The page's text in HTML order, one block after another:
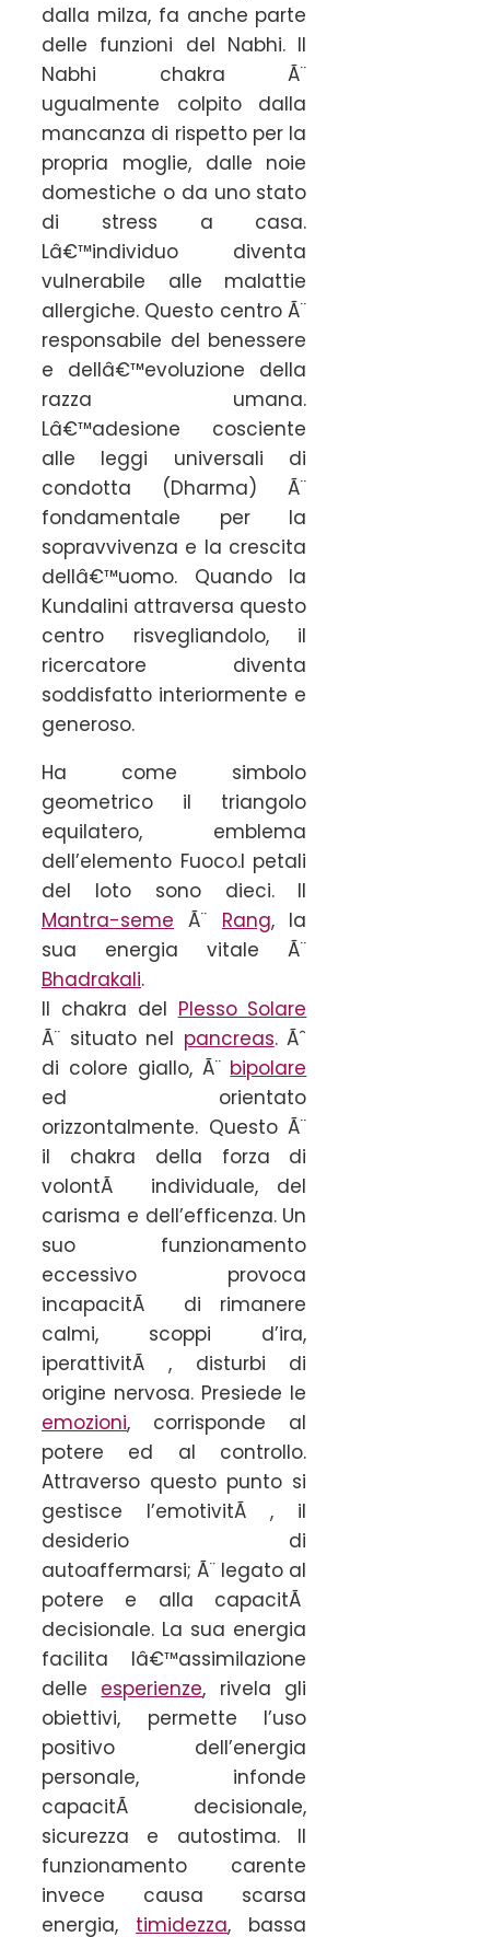
dalla milza, fa anche parte
delle funzioni del Nabhi. Il
Nabhi chakra Ã¨
ugualmente colpito dalla
mancanza di rispetto per la
propria moglie, dalle noie
domestiche o da uno stato
di stress a casa.
Lâ€™individuo diventa
vulnerabile alle malattie
allergiche. Questo centro Ã¨
responsabile del benessere
e dellâ€™evoluzione della
razza umana.
Lâ€™adesione cosciente
alle leggi universali di
condotta (Dharma) Ã¨
fondamentale per la
sopravvivenza e la crescita
dellâ€™uomo. Quando la
Kundalini attraversa questo
centro risvegliandolo, il
ricercatore diventa
soddisfatto interiormente e
generoso.
Ha come simbolo
geometrico il triangolo
equilatero, emblema
dell’elemento Fuoco.I petali
del loto sono dieci. Il
Mantra-seme Ã¨ Rang, la
sua energia vitale Ã¨
Bhadrakali.
Il chakra del Plesso Solare
Ã¨ situato nel pancreas. Ãˆ
di colore giallo, Ã¨ bipolare
ed orientato
orizzontalmente. Questo Ã¨
il chakra della forza di
volontÃ individuale, del
carisma e dell’efficenza. Un
suo funzionamento
eccessivo provoca
incapacitÃ di rimanere
calmi, scoppi d’ira,
iperattivitÃ , disturbi di
origine nervosa. Presiede le
emozioni, corrisponde al
potere ed al controllo.
Attraverso questo punto si
gestisce l’emotivitÃ , il
desiderio di
autoaffermarsi; Ã¨ legato al
potere e alla capacitÃ
decisionale. La sua energia
facilita lâ€™assimilazione
delle esperienze, rivela gli
obiettivi, permette l’uso
positivo dell’energia
personale, infonde
capacitÃ decisionale,
sicurezza e autostima. Il
funzionamento carente
invece causa scarsa
energia, timidezza, bassa